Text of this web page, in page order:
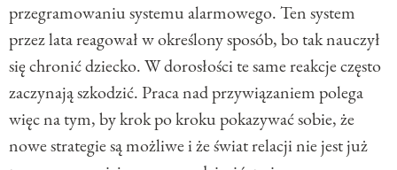
przegramowaniu systemu alarmowego. Ten system
przez lata reagował w określony sposób, bo tak nauczył
się chronić dziecko. W dorosłości te same reakcje często
zaczynają szkodzić. Praca nad przywiązaniem polega
więc na tym, by krok po kroku pokazywać sobie, że
nowe strategie są możliwe i że świat relacji nie jest już